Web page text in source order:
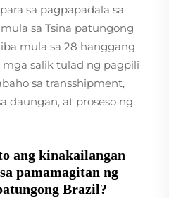
sa pagpapadala sa
sa Tsina patungong
mula sa 28 hanggang
mga salik tulad ng pagpili
sa transshipment,
daungan, at proseso ng
ang kinakailangan
pamamagitan ng
Brazil?